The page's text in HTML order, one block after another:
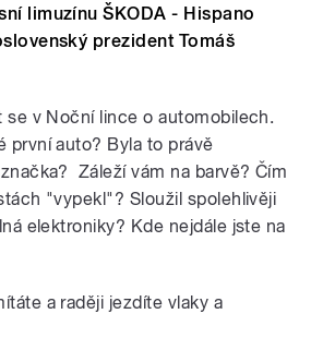
limuzínu ŠKODA - Hispano
prezident Tomáš
se v Noční lince o automobilech.
první auto? Byla to právě
Záleží vám na barvě? Čím
"vypekl"? Sloužil spolehlivěji
elektroniky? Kde nejdále jste na
a raději jezdíte vlaky a